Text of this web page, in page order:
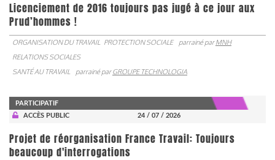
Licenciement de 2016 toujours pas jugé à ce jour aux
Prud’hommes !
ORGANISATION DU TRAVAIL PROTECTION SOCIALE parrainé parMNH
RELATIONS SOCIALES
SANTÉ AU TRAVAIL
parrainé parGROUPE TECHNOLOGIA
PARTICIPATIF
ACCÈS PUBLIC
24 / 07 / 2026
Projet de réorganisation France Travail: Toujours
beaucoup d'interrogations